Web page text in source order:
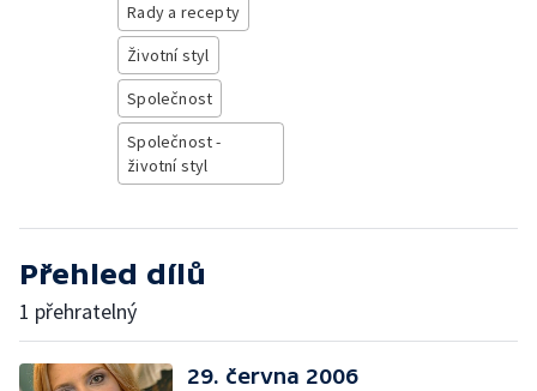
Rady a recepty
Životní styl
Společnost
Společnost -
životní styl
Přehled dílů
1 přehratelný
29. června 2006